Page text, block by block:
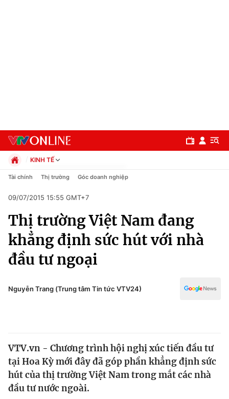
Chuyên mục
Chính trị
Xã hội
Pháp luật
Thế giới
Tin tức
Thế giới đó đây
Kinh tế
KINH TẾ
Chính trị
Pháp luật
Kinh tế
Thể thao
Truyền hình
Văn hóa - Giải trí
Công nghệ
Tài chính Thị trường Góc doanh nghiệp
09/07/2015 15:55 GMT+7
Thị trường Việt Nam đang
khẳng định sức hút với nhà
đầu tư ngoại
Nguyễn Trang (Trung tâm Tin tức VTV24)
VTV.vn - Chương trình hội nghị xúc tiến đầu tư
tại Hoa Kỳ mới đây đã góp phần khẳng định sức
hút của thị trường Việt Nam trong mắt các nhà
đầu tư nước ngoài.